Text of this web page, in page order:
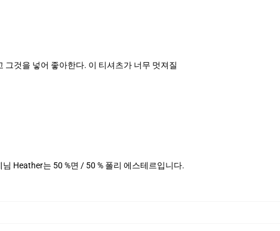
것을 넣어 좋아한다. 이 티셔츠가 너무 멋져질
Heather는 50 %면 / 50 % 폴리 에스테르입니다.